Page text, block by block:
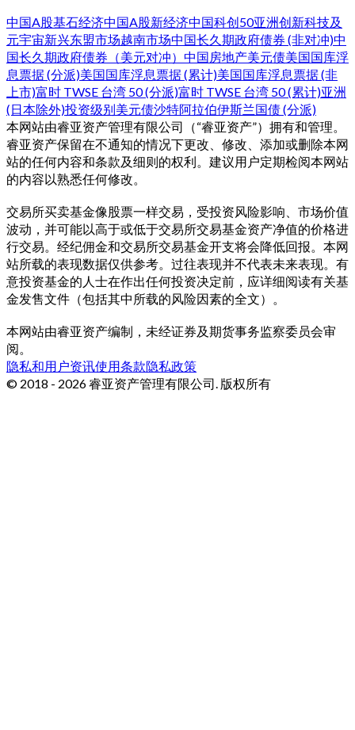
中国A股基石经济中国A股新经济中国科创50亚洲创新科技及
元宇宙新兴东盟市场越南市场中国长久期政府债券 (非对冲)中
国长久期政府债券（美元对冲） 中国房地产美元债美国国库浮
息票据 (分派)美国国库浮息票据 (累计)美国国库浮息票据 (非
上市)富时 TWSE 台湾 50 (分派)富时 TWSE 台湾 50 (累计)亚洲
(日本除外)投资级别美元债沙特阿拉伯伊斯兰国债 (分派)
本网站由睿亚资产管理有限公司（“睿亚资产”）拥有和管理。
睿亚资产保留在不通知的情况下更改、修改、添加或删除本网
站的任何内容和条款及细则的权利。建议用户定期检阅本网站
的内容以熟悉任何修改。
交易所买卖基金像股票一样交易，受投资风险影响、市场价值
波动，并可能以高于或低于交易所交易基金资产净值的价格进
行交易。经纪佣金和交易所交易基金开支将会降低回报。本网
站所载的表现数据仅供参考。过往表现并不代表未来表现。有
意投资基金的人士在作出任何投资决定前，应详细阅读有关基
金发售文件（包括其中所载的风险因素的全文）。
本网站由睿亚资产编制，未经证券及期货事务监察委员会审
阅。
隐私和用户资讯使用条款隐私政策
© 2018 - 2026 睿亚资产管理有限公司. 版权所有